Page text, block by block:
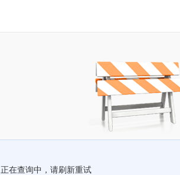
正在查询中，请刷新重试